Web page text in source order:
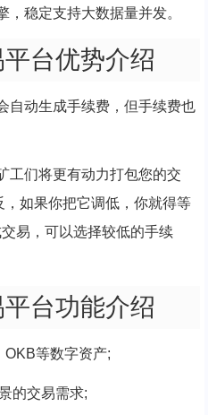
稳定支持大数据量并发。
台优势介绍
自动生成手续费，但手续费也
工们将更有动力打包您的交
如果你把它调低，你就得等
易，可以选择较低的手续
台功能介绍
等数字资产;
的交易需求;